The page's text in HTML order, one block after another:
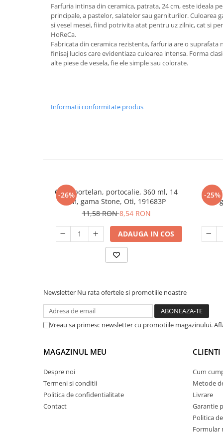
Farfuria intinsa din ceramica, patrata, 24 cm, este ideala
principale, a pastelor, salatelor sau garniturilor. Culoarea
si vesel mesei, fiind potrivita atat pentru uz zilnic, cat si
HoReCa.
Fabricata din ceramica rezistenta, farfuria are o suprafata
finisaj lucios care evidentiaza culoarea intensa. Forma
alte piese de vesela, fie ele simple sau colorate.
Informatii conformitate produs
-26%
Cana portelan, portocalie, 360 ml, 14
cm, gama Stone, Oti, 191683P
11,58 RON8,54 RON
ADAUGA IN COS
-25%
Newsletter Nu rata ofertele si promotiile noastre
Vreau sa primesc newsletter cu promotiile magazinului.
MAGAZINUL MEU
Despre noi
Termeni si conditii
Politica de confidentialitate
Contact
CLIENTI
Cum
Metode
Livrare
Garantie
Politica
Formular